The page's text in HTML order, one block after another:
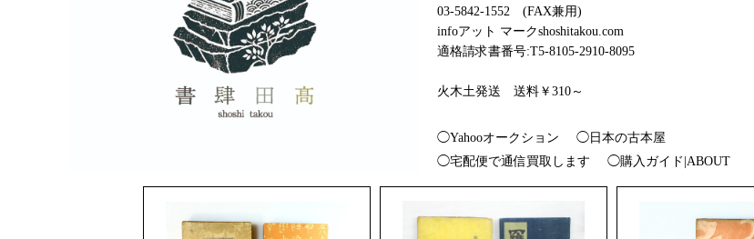
03-5842-1552 (FAX兼用)
infoアット マークshoshitakou.com
適格請求書番号:T5-8105-2910-8095
火木土発送 送料￥310～
◯Yahooオークション
◯日本の古本屋
◯宅配便で通信買取します
◯購入ガイド|ABOUT